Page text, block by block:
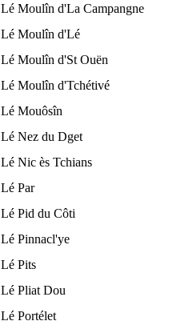
Lé Moulîn d'La Campangne
Lé Moulîn d'Lé
Lé Moulîn d'St Ouën
Lé Moulîn d'Tchétivé
Lé Mouôsîn
Lé Nez du Dget
Lé Nic ès Tchians
Lé Par
Lé Pid du Côti
Lé Pinnacl'ye
Lé Pits
Lé Pliat Dou
Lé Portélet